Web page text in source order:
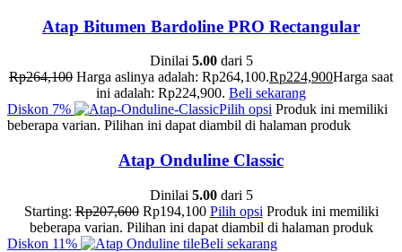
Atap Bitumen Bardoline PRO Rectangular
Dinilai 5.00dari 5
Rp264,100 Harga aslinya adalah: Rp264,100.Rp224,900Harga saat
ini adalah: Rp224,900. Beli sekarang
Diskon 7% Pilih opsi Produk ini memiliki
beberapa varian. Pilihan ini dapat diambil di halaman produk
Atap Onduline Classic
Dinilai 5.00dari 5
Starting:Rp207,600 Rp194,100 Pilih opsi Produk ini memiliki
beberapa varian. Pilihan ini dapat diambil di halaman produk
Diskon 11% Beli sekarang